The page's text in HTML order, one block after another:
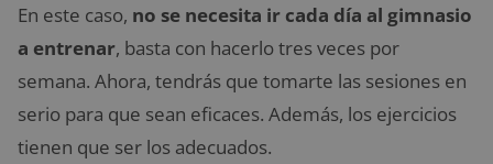
En este caso, no se necesita ir cada día al gimnasio
a entrenar, basta con hacerlo tres veces por
semana. Ahora, tendrás que tomarte las sesiones en
serio para que sean eficaces. Además, los ejercicios
tienen que ser los adecuados.